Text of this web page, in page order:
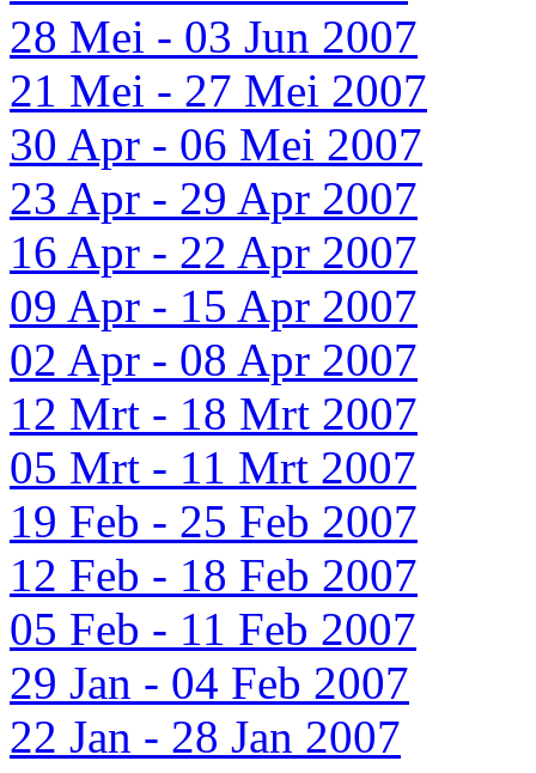
28 Mei - 03 Jun 2007
21 Mei - 27 Mei 2007
30 Apr - 06 Mei 2007
23 Apr - 29 Apr 2007
16 Apr - 22 Apr 2007
09 Apr - 15 Apr 2007
02 Apr - 08 Apr 2007
12 Mrt - 18 Mrt 2007
05 Mrt - 11 Mrt 2007
19 Feb - 25 Feb 2007
12 Feb - 18 Feb 2007
05 Feb - 11 Feb 2007
29 Jan - 04 Feb 2007
22 Jan - 28 Jan 2007